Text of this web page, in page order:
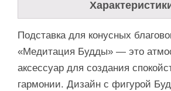
Подставка для конусных
«Медитация Будды» — это
аксессуар для создания
гармонии. Дизайн с фигурой